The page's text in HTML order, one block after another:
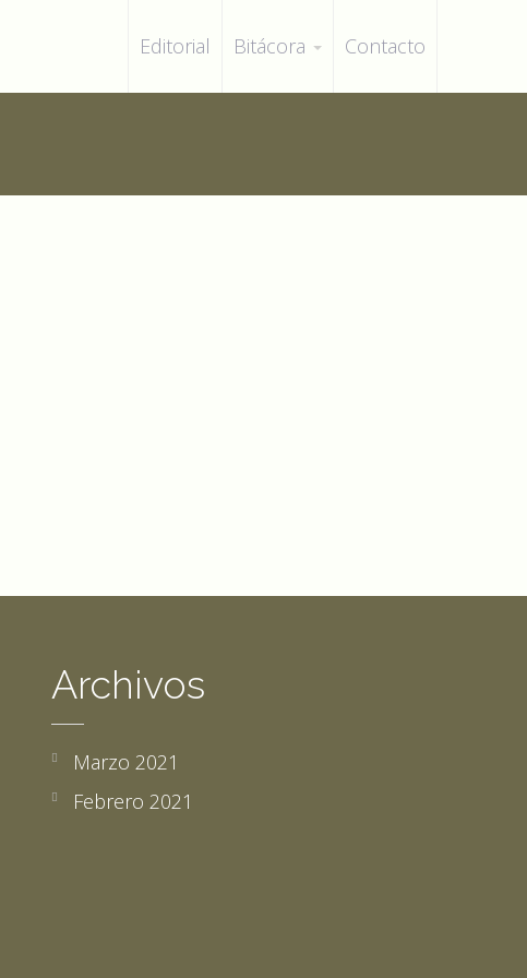
Editorial Bitácora Contacto
Archivos
Marzo 2021
Febrero 2021